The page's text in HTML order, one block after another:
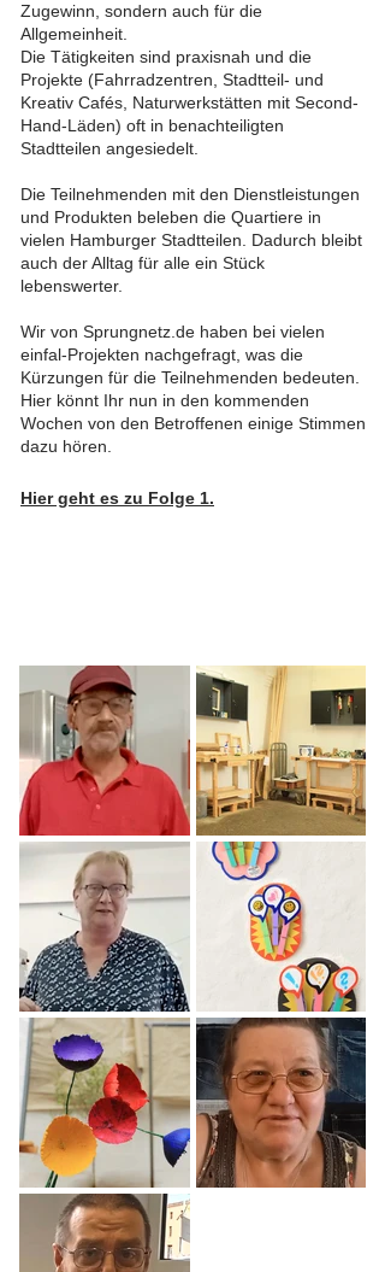
Zugewinn, sondern auch für die
Allgemeinheit.
Die Tätigkeiten sind praxisnah und die
Projekte (Fahrradzentren, Stadtteil- und
Kreativ Cafés, Naturwerkstätten mit Second-
Hand-Läden) oft in benachteiligten
Stadtteilen angesiedelt.
Die Teilnehmenden mit den Dienstleistungen
und Produkten beleben die Quartiere in
vielen Hamburger Stadtteilen. Dadurch bleibt
auch der Alltag für alle ein Stück
lebenswerter.
Wir von Sprungnetz.de haben bei vielen
einfal-Projekten nachgefragt, was die
Kürzungen für die Teilnehmenden bedeuten.
Hier könnt Ihr nun in den kommenden
Wochen von den Betroffenen einige Stimmen
dazu hören.
Hier geht es zu Folge 1.